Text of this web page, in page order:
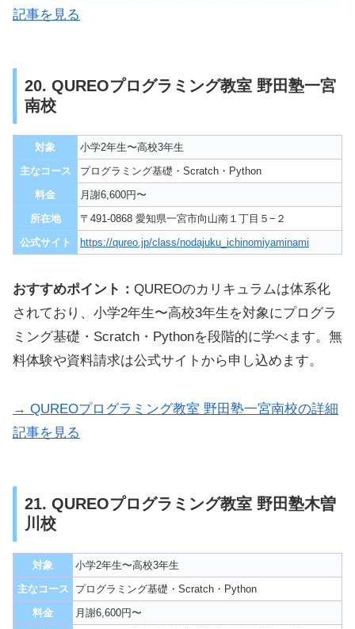
記事を見る
20. QUREOプログラミング教室 野田塾一宮
南校
対象
小学2年生〜高校3年生
主なコース
プログラミング基礎・Scratch・Python
料金
月謝6,600円〜
所在地
〒491-0868 愛知県一宮市向山南１丁目５−２
公式サイト
https://qureo.jp/class/nodajuku_ichinomiyaminami
おすすめポイント： QUREOのカリキュラムは体系化
されており、小学2年生〜高校3年生を対象にプログラ
ミング基礎・Scratch・Pythonを段階的に学べます。無
料体験や資料請求は公式サイトから申し込めます。
→ QUREOプログラミング教室 野田塾一宮南校の詳細
記事を見る
21. QUREOプログラミング教室 野田塾木曽
川校
対象
小学2年生〜高校3年生
主なコース
プログラミング基礎・Scratch・Python
料金
月謝6,600円〜